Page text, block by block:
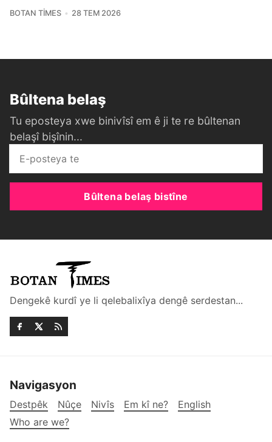
BOTAN TIMES 28 TEM 2026
Bûltena belaş
Tu eposteya xwe binivîsî em ê ji te re bûltenan
belaşî bişînin...
Bûltena belaş bistîne
Dengekê kurdî ye li qelebalixîya dengê serdestan...
Navigasyon
Destpêk Nûçe Nivîs Em kî ne?
English
Who are we?